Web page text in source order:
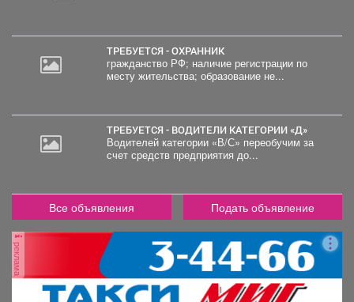
ТРЕБУЕТСЯ - ОХРАННИК
гражданство РФ; наличие регистрации по
месту жительства; образование не...
ТРЕБУЕТСЯ - ВОДИТЕЛИ КАТЕГОРИИ «Д»
Водителей категории «В/С» переобучим за
счет средств предприятия до...
Все объявления Подать объявление
реклама